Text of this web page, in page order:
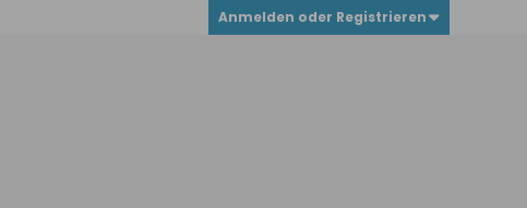
Anmelden oder Registrieren